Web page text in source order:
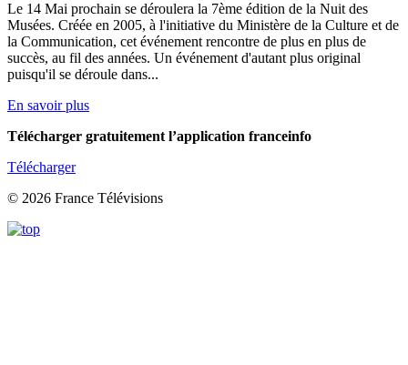
Le 14 Mai prochain se déroulera la 7ème édition de la Nuit des
Musées. Créée en 2005, à l'initiative du Ministère de la Culture et de
la Communication, cet événement rencontre de plus en plus de
succès, au fil des années. Un événement d'autant plus original
puisqu'il se déroule dans...
En savoir plus
Télécharger gratuitement l’application franceinfo
Télécharger
© 2026 France Télévisions